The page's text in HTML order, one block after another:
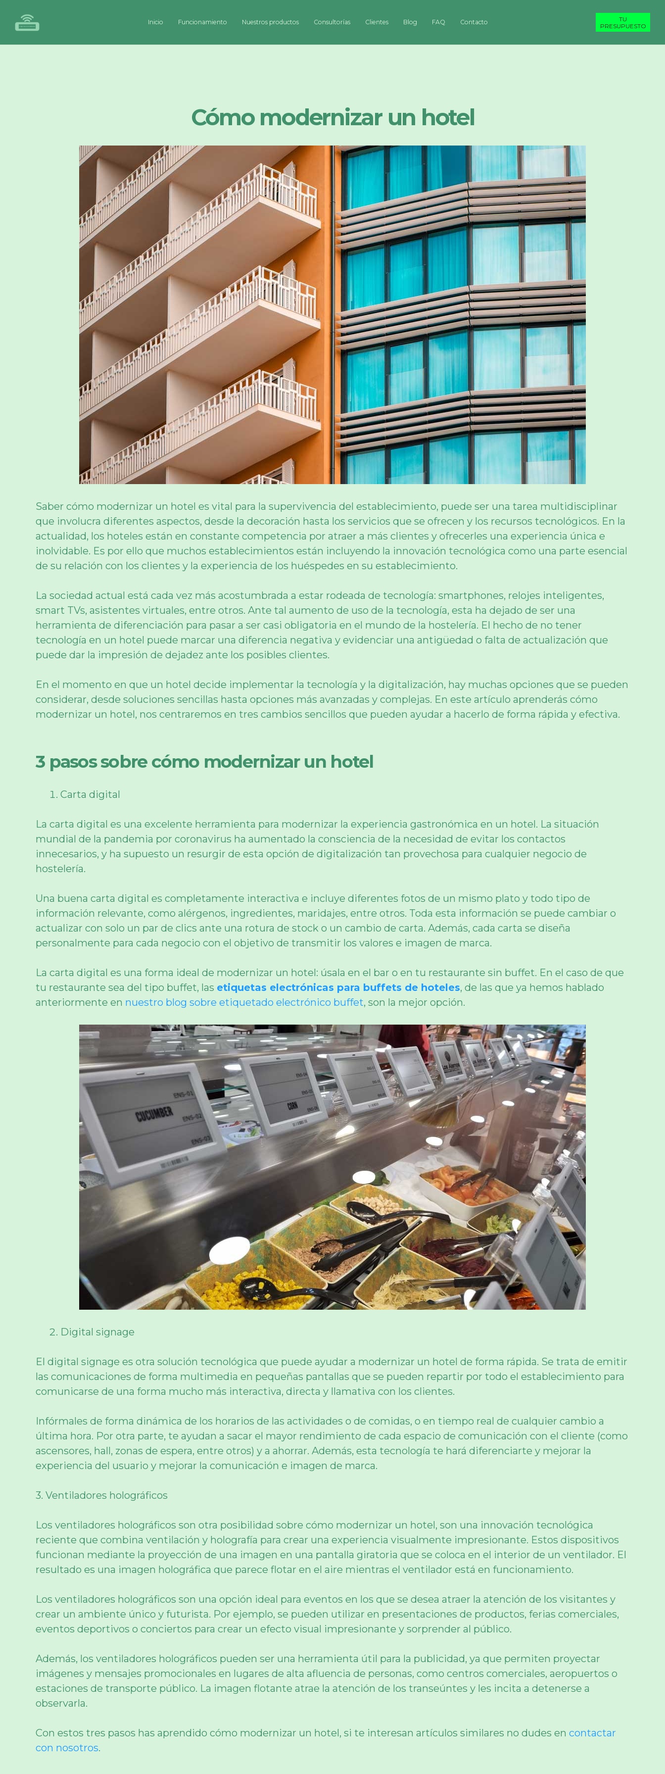
Inicio Funcionamiento Nuestros productos Consultorías Clientes Blog FAQ Contacto
TU
PRESUPUESTO
Cómo modernizar un hotel
Saber cómo modernizar un hotel es vital para la supervivencia del establecimiento, puede ser una tarea multidisciplinar
que involucra diferentes aspectos, desde la decoración hasta los servicios que se ofrecen y los recursos tecnológicos. En la
actualidad, los hoteles están en constante competencia por atraer a más clientes y ofrecerles una experiencia única e
inolvidable. Es por ello que muchos establecimientos están incluyendo la innovación tecnológica como una parte esencial
de su relación con los clientes y la experiencia de los huéspedes en su establecimiento.
La sociedad actual está cada vez más acostumbrada a estar rodeada de tecnología: smartphones, relojes inteligentes,
smart TVs, asistentes virtuales, entre otros. Ante tal aumento de uso de la tecnología, esta ha dejado de ser una
herramienta de diferenciación para pasar a ser casi obligatoria en el mundo de la hostelería. El hecho de no tener
tecnología en un hotel puede marcar una diferencia negativa y evidenciar una antigüedad o falta de actualización que
puede dar la impresión de dejadez ante los posibles clientes.
En el momento en que un hotel decide implementar la tecnología y la digitalización, hay muchas opciones que se pueden
considerar, desde soluciones sencillas hasta opciones más avanzadas y complejas. En este artículo aprenderás cómo
modernizar un hotel, nos centraremos en tres cambios sencillos que pueden ayudar a hacerlo de forma rápida y efectiva.
3 pasos sobre cómo modernizar un hotel
Carta digital
La carta digital es una excelente herramienta para modernizar la experiencia gastronómica en un hotel. La situación
mundial de la pandemia por coronavirus ha aumentado la consciencia de la necesidad de evitar los contactos
innecesarios, y ha supuesto un resurgir de esta opción de digitalización tan provechosa para cualquier negocio de
hostelería.
Una buena carta digital es completamente interactiva e incluye diferentes fotos de un mismo plato y todo tipo de
información relevante, como alérgenos, ingredientes, maridajes, entre otros. Toda esta información se puede cambiar o
actualizar con solo un par de clics ante una rotura de stock o un cambio de carta. Además, cada carta se diseña
personalmente para cada negocio con el objetivo de transmitir los valores e imagen de marca.
La carta digital es una forma ideal de modernizar un hotel: úsala en el bar o en tu restaurante sin buffet. En el caso de que
tu restaurante sea del tipo buffet, las etiquetas electrónicas para buffets de hoteles, de las que ya hemos hablado
anteriormente en nuestro blog sobre etiquetado electrónico buffet, son la mejor opción.
Digital signage
El digital signage es otra solución tecnológica que puede ayudar a modernizar un hotel de forma rápida. Se trata de emitir
las comunicaciones de forma multimedia en pequeñas pantallas que se pueden repartir por todo el establecimiento para
comunicarse de una forma mucho más interactiva, directa y llamativa con los clientes.
Infórmales de forma dinámica de los horarios de las actividades o de comidas, o en tiempo real de cualquier cambio a
última hora. Por otra parte, te ayudan a sacar el mayor rendimiento de cada espacio de comunicación con el cliente (como
ascensores, hall, zonas de espera, entre otros) y a ahorrar. Además, esta tecnología te hará diferenciarte y mejorar la
experiencia del usuario y mejorar la comunicación e imagen de marca.
3. Ventiladores holográficos
Los ventiladores holográficos son otra posibilidad sobre cómo modernizar un hotel, son una innovación tecnológica
reciente que combina ventilación y holografía para crear una experiencia visualmente impresionante. Estos dispositivos
funcionan mediante la proyección de una imagen en una pantalla giratoria que se coloca en el interior de un ventilador. El
resultado es una imagen holográfica que parece flotar en el aire mientras el ventilador está en funcionamiento.
Los ventiladores holográficos son una opción ideal para eventos en los que se desea atraer la atención de los visitantes y
crear un ambiente único y futurista. Por ejemplo, se pueden utilizar en presentaciones de productos, ferias comerciales,
eventos deportivos o conciertos para crear un efecto visual impresionante y sorprender al público.
Además, los ventiladores holográficos pueden ser una herramienta útil para la publicidad, ya que permiten proyectar
imágenes y mensajes promocionales en lugares de alta afluencia de personas, como centros comerciales, aeropuertos o
estaciones de transporte público. La imagen flotante atrae la atención de los transeúntes y les incita a detenerse a
observarla.
Con estos tres pasos has aprendido cómo modernizar un hotel, si te interesan artículos similares no dudes en contactar
con nosotros.